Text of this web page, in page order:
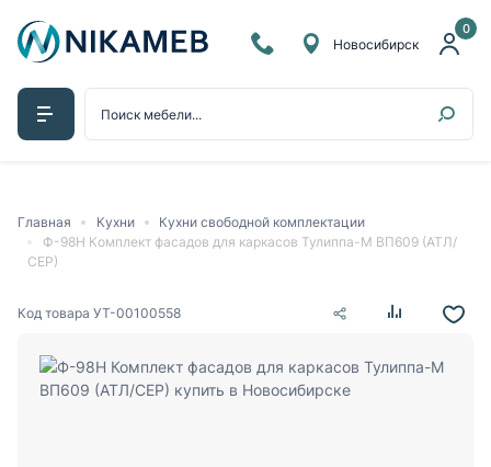
0
Новосибирск
Главная Кухни
Кухни свободной комплектации
Ф-98H Комплект фасадов для каркасов Тулиппа-М ВП609 (АТЛ/
СЕР)
Код товара УТ-00100558